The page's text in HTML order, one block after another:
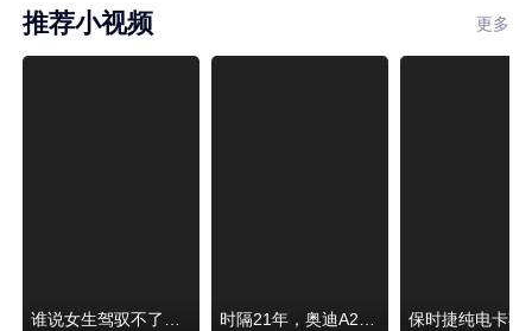
推荐小视频 更多
谁说女生驾驭不了大SUV？看我开问界M6驰骋坝上草原！ 时隔21年，奥迪A2强势归来！